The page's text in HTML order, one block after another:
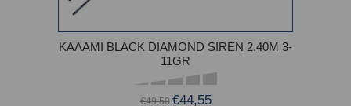
ΚΑΛΑΜΙ BLACK DIAMOND SIREN 2.40Μ 3-
11GR
€49,50 €44,55